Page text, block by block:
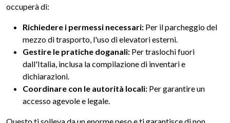
occuperà di:
Richiedere i permessi necessari: Per il parcheggio del
mezzo di trasporto, l'uso di elevatori esterni.
Gestire le pratiche doganali: Per traslochi fuori
dall'Italia, inclusa la compilazione di inventari e
dichiarazioni.
Coordinare con le autorità locali: Per garantire un
accesso agevole e legale.